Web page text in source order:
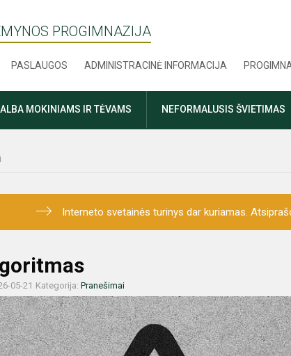
PROGIMNAZIJA
PASLAUGOS ADMINISTRACINĖ INFORMACIJA
MOKINIAMS IR TĖVAMS NEFORMALUSIS ŠVIETIMAS
Interneto svetainės turinys dar kuriamas.
05-21 Kategorija: Pranešimai